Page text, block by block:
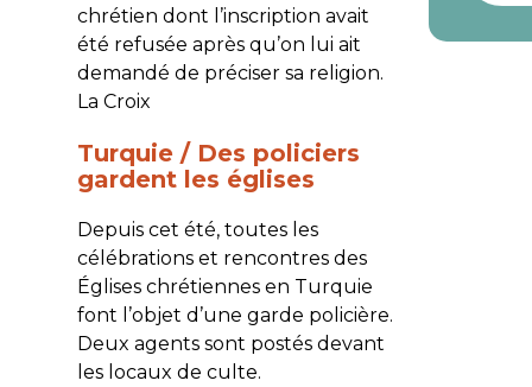
chrétien dont l’inscription avait
été refusée après qu’on lui ait
demandé de préciser sa religion.
La Croix
Turquie / Des policiers
gardent les églises
Depuis cet été, toutes les
célébrations et rencontres des
Églises chrétiennes en Turquie
font l’objet d’une garde policière.
Deux agents sont postés devant
les locaux de culte.